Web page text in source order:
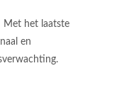
Met het laatste
en